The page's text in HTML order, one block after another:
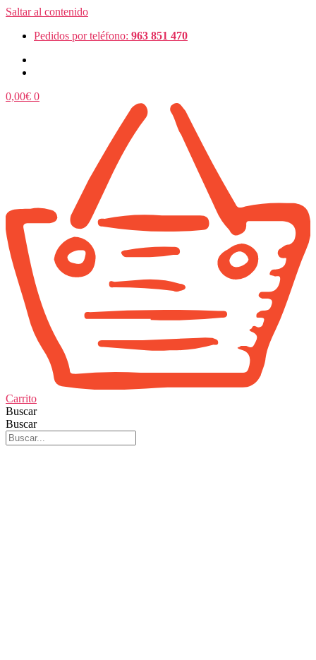
Saltar al contenido
Pedidos por teléfono: 963 851 470
0,00€ 0
Carrito
Buscar
Buscar